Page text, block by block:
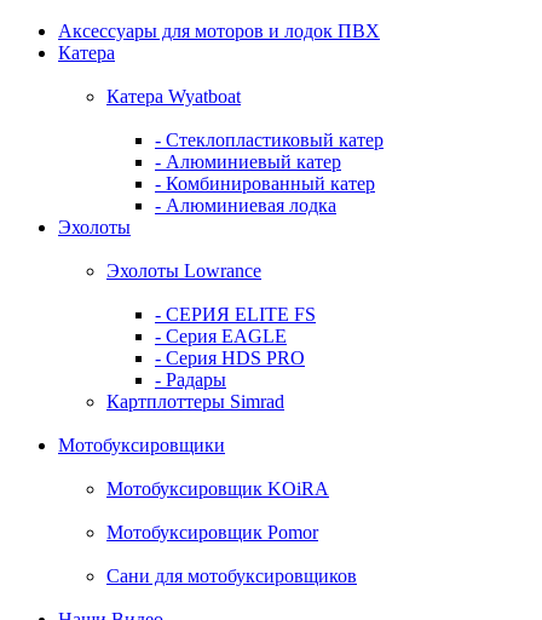
Аксессуары для моторов и лодок ПВХ
Катера
Катера Wyatboat
- Cтеклопластиковый катер
- Алюминиевый катер
- Комбинированный катер
- Алюминиевая лодка
Эхолоты
Эхолоты Lowrance
- СЕРИЯ ELITE FS
- Серия EAGLE
- Серия HDS PRO
- Радары
Картплоттеры Simrad
Мотобуксировщики
Мотобуксировщик KOiRA
Мотобуксировщик Pomor
Сани для мотобуксировщиков